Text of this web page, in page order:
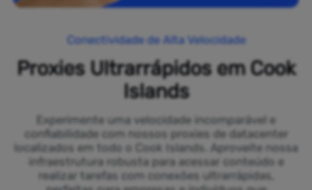
Conectividade de Alta Velocidade
Proxies Ultrarrápidos em Cook
Islands
Experimente uma velocidade incomparável e
confiabilidade com nossos proxies de datacenter
localizados em todo o Cook Islands. Aproveite nossa
infraestrutura robusta para acessar conteúdo e
realizar tarefas com conexões ultrarrápidas,